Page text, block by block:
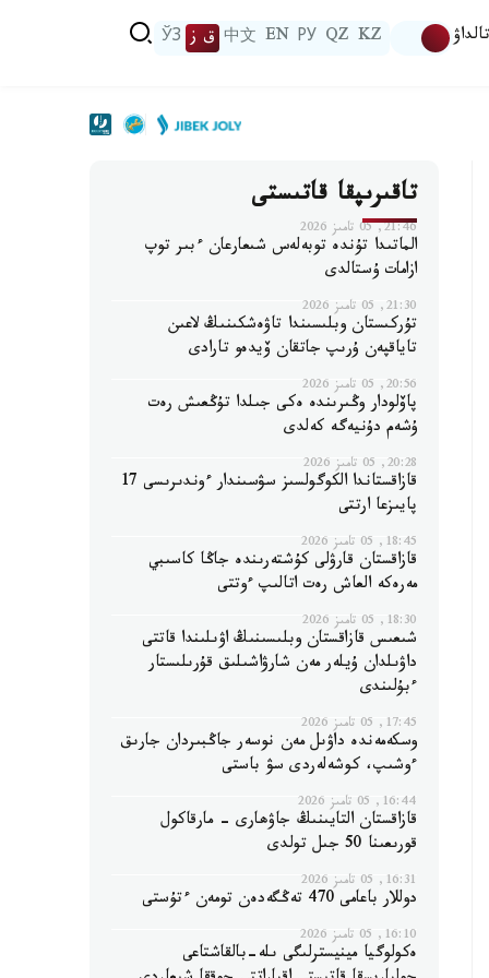
تالداۋ KZ
QZ
РУ
EN
中文 ق ز ЎЗ
تاقىرىپقا قاتىستى
21:46, 05 تامىز 2026
الماتىدا تۇندە توبەلەس شىعارعان ءبىر توپ
ازامات ۇستالدى
21:30, 05 تامىز 2026
تۇركىستان وبلىسىندا تاۋەشكىنىڭ لاعىن
تاياقپەن ۇرىپ جاتقان ۆيدەو تارادى
20:56, 05 تامىز 2026
پاۆلودار وڭىرىندە ەكى جىلدا تۇڭعىش رەت
ۇشەم دۇنيەگە كەلدى
20:28, 05 تامىز 2026
قازاقستاندا الكوگولسىز سۋسىندار ءوندىرىسى 17
پايىزعا ارتتى
18:45, 05 تامىز 2026
قازاقستان قارۋلى كۇشتەرىندە جاڭا كاسىبي
مەرەكە العاش رەت اتالىپ ءوتتى
18:30, 05 تامىز 2026
شىعىس قازاقستان وبلىسىنىڭ اۋىلىندا قاتتى
داۋىلدان ۇيلەر مەن شارۋاشىلىق قۇرىلىستار
ءبۇلىندى
17:45, 05 تامىز 2026
وسكەمەندە داۋىل مەن نوسەر جاڭبىردان جارىق
ءوشىپ، كوشەلەردى سۋ باستى
16:44, 05 تامىز 2026
قازاقستان التايىنىڭ جاۋھارى - مارقاكول
قورىعىنا 50 جىل تولدى
16:31, 05 تامىز 2026
دوللار باعامى 470 تەڭگەدەن تومەن ءتۇستى
16:10, 05 تامىز 2026
ەكولوگيا مينيسترلىگى ىلە-بالقاشتاعى